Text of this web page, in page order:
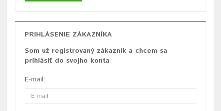
PRIHLÁSENIE ZÁKAZNÍKA
Som už registrovaný zákazník a chcem sa
prihlásiť do svojho konta
E-mail: